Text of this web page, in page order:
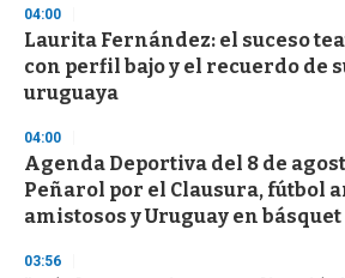
04:00
Laurita Fernández: el suceso
con perfil bajo y el recuerdo de
uruguaya
04:00
Agenda Deportiva del 8 de
Peñarol por el Clausura, fútbol
amistosos y Uruguay en básquet
03:56